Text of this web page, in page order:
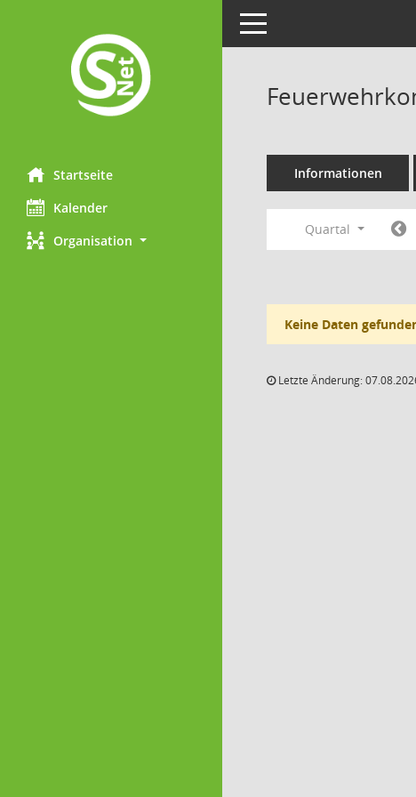
Startseite
Kalender
Organisation
Toggle navigation
Informationen
Quartal
Keine Daten
Letzte Änderung: